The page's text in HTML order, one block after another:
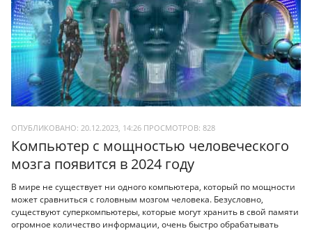
ОПУБЛИКОВАНО: 20.12.2023, 14:26 ПРОСМОТРОВ: 828
Компьютер с мощностью человеческого
мозга появится в 2024 году
В мире не существует ни одного компьютера, который по мощности
может сравниться с головным мозгом человека. Безусловно,
существуют суперкомпьютеры, которые могут хранить в свой памяти
огромное количество информации, очень быстро обрабатывать